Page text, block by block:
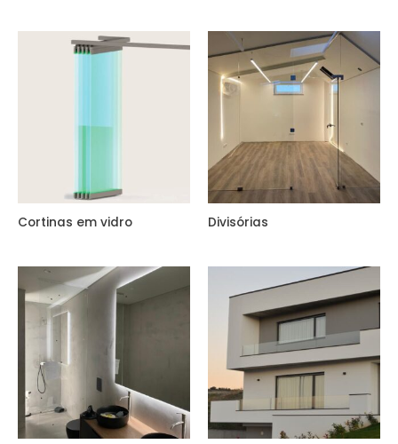
Cortinas em vidro Divisórias